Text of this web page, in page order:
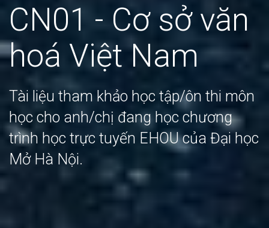
CN01 - Cơ sở văn
hoá Việt Nam
Tài liệu tham khảo học tập/ôn thi môn
học cho anh/chị đang học chương
trình học trực tuyến EHOU của Đại học
Mở Hà Nội.